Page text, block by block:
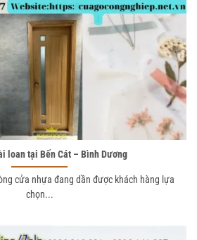
loan tại Bến Cát – Bình Dương
cửa nhựa đang dần được khách hàng lựa
chọn...